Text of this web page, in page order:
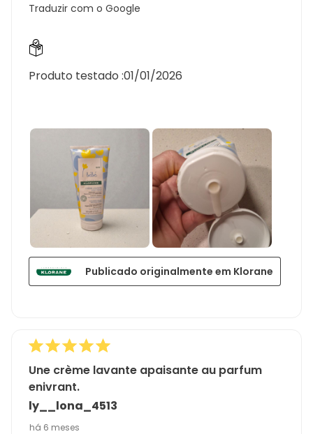
Traduzir com o Google
Produto testado :01/01/2026
Publicado originalmente em Klorane
Une crème lavante apaisante au parfum
enivrant.
ly__lona_4513
há 6 meses